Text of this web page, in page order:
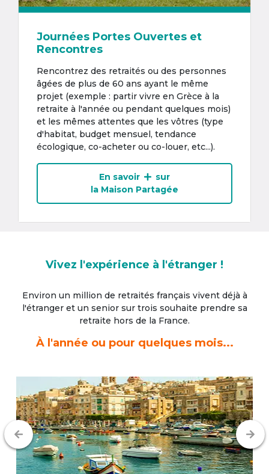
Journées Portes Ouvertes et
Rencontres
Rencontrez des retraités ou des personnes
âgées de plus de 60 ans ayant le même
projet (exemple : partir vivre en Grèce à la
retraite à l'année ou pendant quelques mois)
et les mêmes attentes que les vôtres (type
d'habitat, budget mensuel, tendance
écologique, co-acheter ou co-louer, etc...).
En savoir
sur
la Maison Partagée
Vivez l'expérience à l'étranger !
Environ un million de retraités français vivent déjà à
l'étrangeret un senior sur trois souhaite prendre sa
retraite hors de la France.
À l'année ou pour quelques mois...